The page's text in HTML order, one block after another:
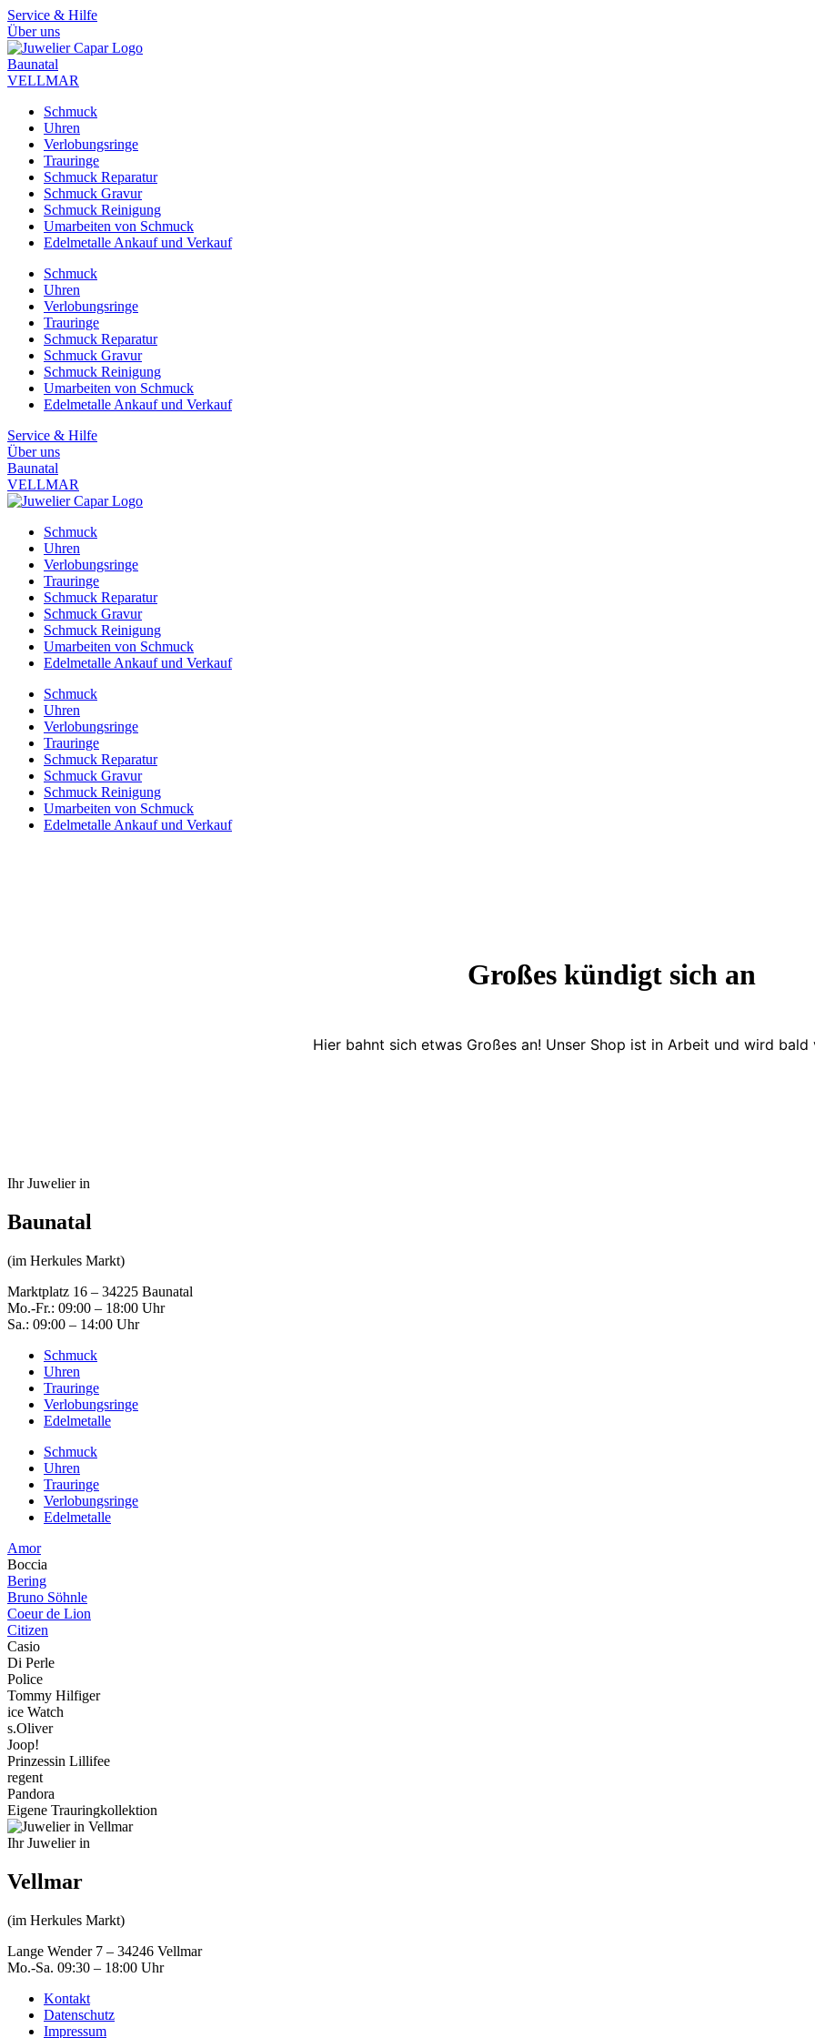
Zum
Inhalt
springen
Service & Hilfe
Über uns
Baunatal
VELLMAR
Schmuck
Uhren
Verlobungsringe
Trauringe
Schmuck Reparatur
Schmuck Gravur
Schmuck Reinigung
Umarbeiten von Schmuck
Edelmetalle Ankauf und Verkauf
Schmuck
Uhren
Verlobungsringe
Trauringe
Schmuck Reparatur
Schmuck Gravur
Schmuck Reinigung
Umarbeiten von Schmuck
Edelmetalle Ankauf und Verkauf
Service & Hilfe
Über uns
Baunatal
VELLMAR
Schmuck
Uhren
Verlobungsringe
Trauringe
Schmuck Reparatur
Schmuck Gravur
Schmuck Reinigung
Umarbeiten von Schmuck
Edelmetalle Ankauf und Verkauf
Schmuck
Uhren
Verlobungsringe
Trauringe
Schmuck Reparatur
Schmuck Gravur
Schmuck Reinigung
Umarbeiten von Schmuck
Edelmetalle Ankauf und Verkauf
Großes kündigt sich an
Hier bahnt sich etwas Großes an! Unser Shop ist in Arbeit und wird
Ihr Juwelier in
Baunatal
(im Herkules Markt)
Marktplatz 16 – 34225 Baunatal
Mo.-Fr.: 09:00 – 18:00 Uhr
Sa.: 09:00 – 14:00 Uhr
Schmuck
Uhren
Trauringe
Verlobungsringe
Edelmetalle
Schmuck
Uhren
Trauringe
Verlobungsringe
Edelmetalle
Amor
Boccia
Bering
Bruno Söhnle
Coeur de Lion
Citizen
Casio
Di Perle
Police
Tommy Hilfiger
ice Watch
s.Oliver
Joop!
Prinzessin Lillifee
regent
Pandora
Eigene Trauringkollektion
Ihr Juwelier in
Vellmar
(im Herkules Markt)
Lange Wender 7 – 34246 Vellmar
Mo.-Sa. 09:30 – 18:00 Uhr
Kontakt
Datenschutz
Impressum